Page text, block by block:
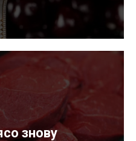
знову